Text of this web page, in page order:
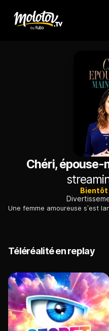
Chéri, épouse-
Bientôt
Téléréalité en replay